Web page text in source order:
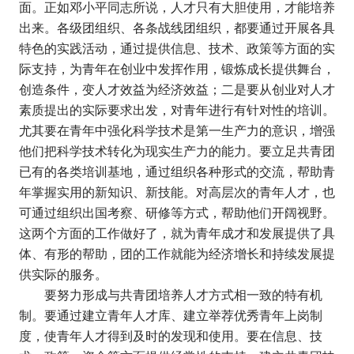
面。正如邓小平同志所说，人才只有大胆使用，才能培养
出来。各级团组织、各条战线团组织，都要通过开展各具
特色的实践活动，通过提供信息、技术、政策等方面的实
际支持，为青年在创业中发挥作用，锻炼成长提供舞台，
创造条件，变人才效益为经济效益；二是要从创业对人才
素质提出的实际要求出发，对青年进行有针对性的培训。
尤其要在青年中强化科学技术是第一生产力的意识，增强
他们把科学技术转化为现实生产力的能力。要立足共青团
已有的各类培训基地，通过组织各种形式的交流，帮助青
年掌握实用的新知识、新技能。对高层次的青年人才，也
可通过组织出国考察、研修等方式，帮助他们开阔视野。
这两个方面的工作做好了，就为青年成才和发展提供了具
体、有形的帮助，团的工作就能为经济增长和持续发展提
供实际的服务。
要努力形成与共青团培养人才方式相一致的特有机
制。要通过建立青年人才库、建立举荐优秀青年上岗制
度，使青年人才得到及时的发现和使用。要在信息、技